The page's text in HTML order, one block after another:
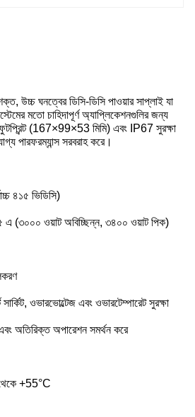
ঘনত্বের ডিসি-ডিসি পাওয়ার সাপ্লাই যা
মতো চাহিদাপূর্ণ অ্যাপ্লিকেশনগুলির জন্য
(167×99×53 মিমি) এবং IP67 সুরক্ষা
পারফরম্যান্স সরবরাহ করে।
৪১৫ ভিডিসি)
(৩০০০ ওয়াট অবিচ্ছিন্ন, ৩৪০০ ওয়াট পিক)
ওভারভোল্টেজ এবং ওভারটেম্পারেট সুরক্ষা
অতিরিক্ত অপারেশন সমর্থন করে
+55°C